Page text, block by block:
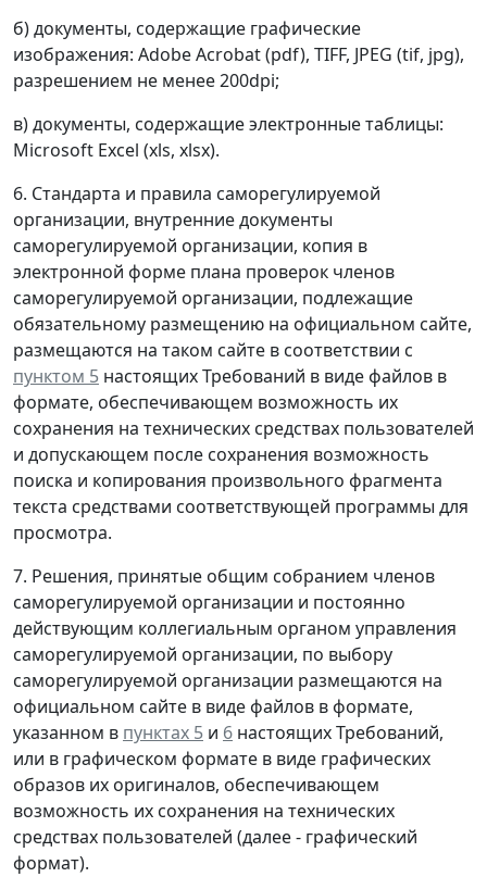
б) документы, содержащие графические
изображения: Adobe Acrobat (pdf), TIFF, JPEG (tif, jpg),
разрешением не менее 200dpi;
в) документы, содержащие электронные таблицы:
Microsoft Excel (xls, xlsx).
6. Стандарта и правила саморегулируемой
организации, внутренние документы
саморегулируемой организации, копия в
электронной форме плана проверок членов
саморегулируемой организации, подлежащие
обязательному размещению на официальном сайте,
размещаются на таком сайте в соответствии с
пунктом 5 настоящих Требований в виде файлов в
формате, обеспечивающем возможность их
сохранения на технических средствах пользователей
и допускающем после сохранения возможность
поиска и копирования произвольного фрагмента
текста средствами соответствующей программы для
просмотра.
7. Решения, принятые общим собранием членов
саморегулируемой организации и постоянно
действующим коллегиальным органом управления
саморегулируемой организации, по выбору
саморегулируемой организации размещаются на
официальном сайте в виде файлов в формате,
указанном в пунктах 5 и 6 настоящих Требований,
или в графическом формате в виде графических
образов их оригиналов, обеспечивающем
возможность их сохранения на технических
средствах пользователей (далее - графический
формат).